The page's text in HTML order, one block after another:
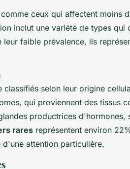
ceux qui affectent moins
inclut une variété de types
leur faible prévalence, ils
classifiés selon leur origine
qui proviennent des tissus
productrices d'hormones,
rares représentent environ
attention particulière.